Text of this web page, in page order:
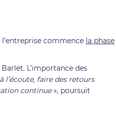
commence la phase
L’importance des
l’écoute, faire des retours
continue», poursuit